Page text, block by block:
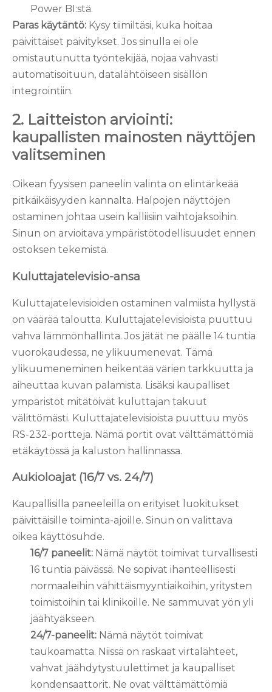
Power BI:stä.
Paras käytäntö: Kysy tiimiltäsi, kuka hoitaa
päivittäiset päivitykset. Jos sinulla ei ole
omistautunutta työntekijää, nojaa vahvasti
automatisoituun, datalähtöiseen sisällön
integrointiin.
2. Laitteiston arviointi:
kaupallisten mainosten näyttöjen
valitseminen
Oikean fyysisen paneelin valinta on elintärkeää
pitkäikäisyyden kannalta. Halpojen näyttöjen
ostaminen johtaa usein kalliisiin vaihtojaksoihin.
Sinun on arvioitava ympäristötodellisuudet ennen
ostoksen tekemistä.
Kuluttajatelevisio-ansa
Kuluttajatelevisioiden ostaminen valmiista hyllystä
on väärää taloutta. Kuluttajatelevisioista puuttuu
vahva lämmönhallinta. Jos jätät ne päälle 14 tuntia
vuorokaudessa, ne ylikuumenevat. Tämä
ylikuumeneminen heikentää värien tarkkuutta ja
aiheuttaa kuvan palamista. Lisäksi kaupalliset
ympäristöt mitätöivät kuluttajan takuut
välittömästi. Kuluttajatelevisioista puuttuu myös
RS-232-portteja. Nämä portit ovat välttämättömiä
etäkäytössä ja kaluston hallinnassa.
Aukioloajat (16/7 vs. 24/7)
Kaupallisilla paneeleilla on erityiset luokitukset
päivittäisille toiminta-ajoille. Sinun on valittava
oikea käyttösuhde.
16/7 paneelit: Nämä näytöt toimivat turvallisesti
16 tuntia päivässä. Ne sopivat ihanteellisesti
normaaleihin vähittäismyyntiaikoihin, yritysten
toimistoihin tai klinikoille. Ne sammuvat yön yli
jäähtyäkseen.
24/7-paneelit: Nämä näytöt toimivat
taukoamatta. Niissä on raskaat virtalähteet,
vahvat jäähdytystuulettimet ja kaupalliset
kondensaattorit. Ne ovat välttämättömiä